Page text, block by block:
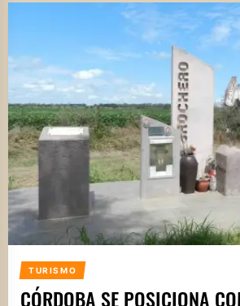
TURISMO
CÓRDOBA SE POSICIONA